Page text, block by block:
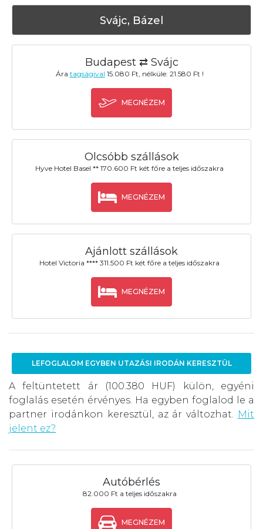
Svájc, Bázel
Budapest ⇄ Svájc
Ára tagságival 15.080 Ft, nélküle: 21.580 Ft !
MEGNÉZEM
Olcsóbb szállások
Hyve Hotel Basel ** 170.600 Ft két főre a teljes időszakra
MEGNÉZEM
Ajánlott szállások
Hotel Victoria **** 311.500 Ft két főre a teljes időszakra
MEGNÉZEM
LEFOGLALOM EGYBEN UTAZÁSI IRODÁN KERESZTÜL
A feltüntetett ár (100.380 HUF) külön, egyéni
foglalás esetén érvényes. Ha egyben foglalod le a
partner irodánkon keresztül, az ár változhat. Mit
jelent ez?
Autóbérlés
82.000 Ft a teljes időszakra
MEGNÉZEM